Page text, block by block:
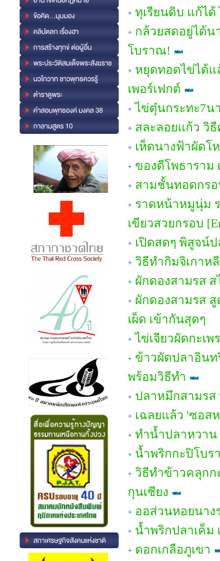
ทุเรียนดิบ แก้ได้
กล้วยสดอยู่ได้น
โบราณ!
หยุดทอดไข่ได้แ
เพอร์เฟกต์
ไข่ตุ๋นกระทะ7น
สละลอยแก้ว วิ
เห็ดนางฟ้าผัดโ
ของดีโพธาราม
สามชั้นทอดกร
ราดหน้าหมูนุ่ม
เขียวสวยกรอบ
เปิดสดๆ พิสูจน์
วิธีทำกิมจิเกาห
ผักดองสามรส
ผักดองสามรส
เผ็ด เข้ากันสุดๆ
ไข่เจียวผัดกะเพ
ข้าวผัดปลาอินท
พร้อมวิธีทำ
ปลาหมึกสามรส
เฉลยแล้ว 'ซอส
ทำน้ำปลาหวาน
น้ำพริกกะปิโบร
วิธีทำข้าวคลุก
กุนเชียง
ออส่วนหอยนาง
น้ำพริกปลาเค็ม
ดอกเกลือภูเขา